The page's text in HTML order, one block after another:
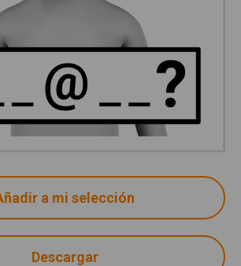
Descargar